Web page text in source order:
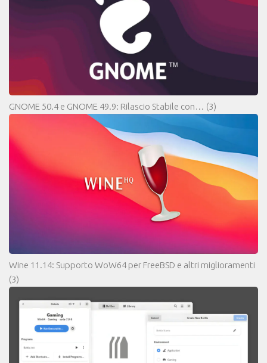
GNOME 50.4 e GNOME 49.9: Rilascio Stabile con… (3)
Wine 11.14: Supporto WoW64 per FreeBSD e altri miglioramenti
(3)